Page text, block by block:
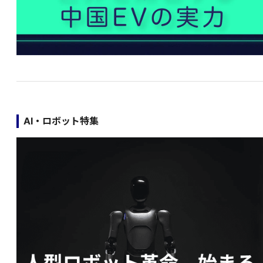
AI・ロボット特集